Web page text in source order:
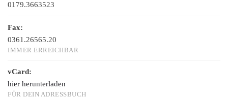
0179.3663523
Fax:
0361.26565.20
IMMER ERREICHBAR
vCard:
hier herunterladen
FÜR DEIN ADRESSBUCH